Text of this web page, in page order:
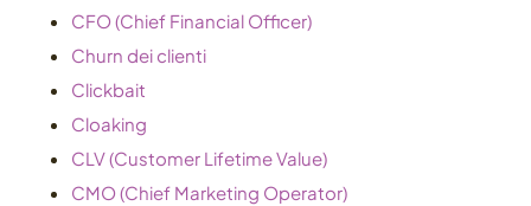
CFO (Chief Financial Officer)
Churn dei clienti
Clickbait
Cloaking
CLV (Customer Lifetime Value)
CMO (Chief Marketing Operator)